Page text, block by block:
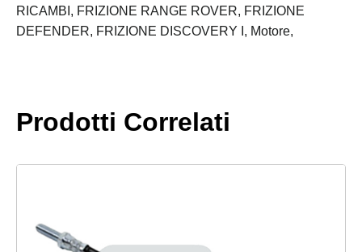
FINO
AL
RICAMBI, FRIZIONE RANGE ROVER, FRIZIONE
DEFENDER, FRIZIONE DISCOVERY I, Motore,
Prodotti Correlati